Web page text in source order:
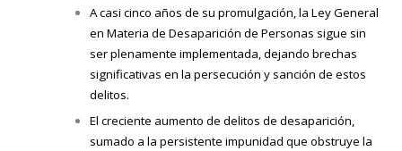
A casi cinco años de su promulgación, la Ley General
en Materia de Desaparición de Personas sigue sin
ser plenamente implementada, dejando brechas
significativas en la persecución y sanción de estos
delitos.
El creciente aumento de delitos de desaparición,
sumado a la persistente impunidad que obstruye la